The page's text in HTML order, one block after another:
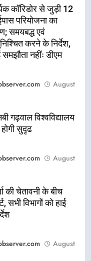
कॉरिडोर से जुड़ी 12
परियोजना का
समयबद्ध एवं
करने के निर्देश,
नहींः डीएम
August
गढ़वाल विश्वविद्यालय
सुदृढ
August
की चेतावनी के बीच
सभी विभागों को हाई
August